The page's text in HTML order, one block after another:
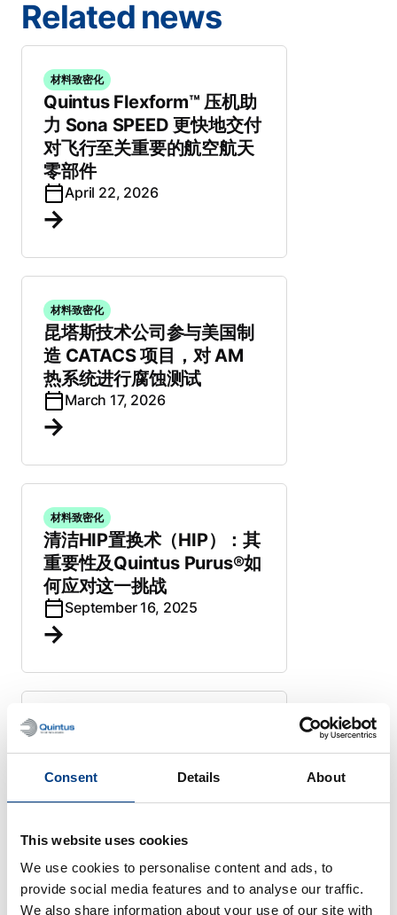
Consent Details About
This website uses cookies
We use cookies to personalise content and ads, to
provide social media features and to analyse our traffic.
We also share information about your use of our site with
Related news
材料致密化
Quintus Flexform™ 压机助
力 Sona SPEED 更快地交付
对飞行至关重要的航空航天
零部件
April 22, 2026
材料致密化
昆塔斯技术公司参与美国制
造 CATACS 项目，对 AM
热系统进行腐蚀测试
March 17, 2026
材料致密化
清洁HIP置换术（HIP）：其
重要性及Quintus Purus®如
何应对这一挑战
September 16, 2025
材料致密化
先进陶瓷：树立跨行业的新
标准
材料致密化